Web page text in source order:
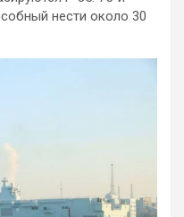
нести около 30